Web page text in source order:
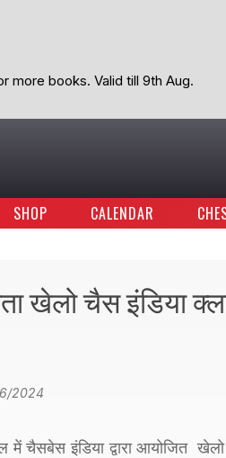
more books. Valid till 9th Aug.
SHOP CALENDAR
खेलो चैस इंडिया
2024
में चैसबेस इंडिया द्वारा आयोजित